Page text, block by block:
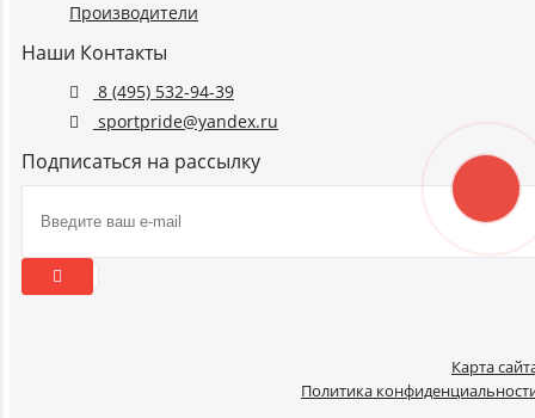
Производители
Наши Контакты
8 (495) 532-94-39
sportpride@yandex.ru
Подписаться на рассылку
Карта
Политика